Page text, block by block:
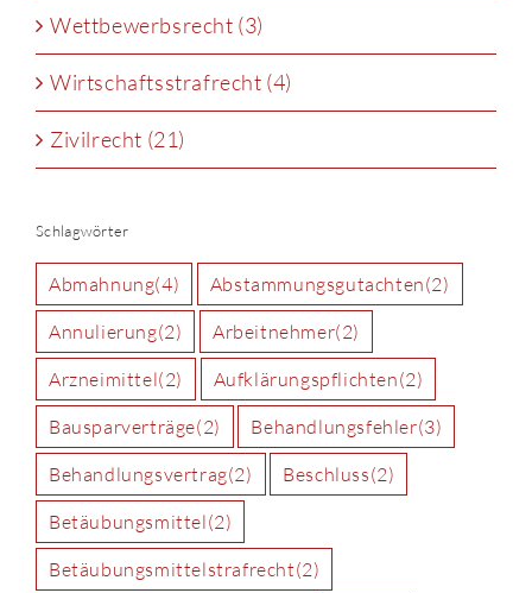
Wettbewerbsrecht (3)
Wirtschaftsstrafrecht (4)
Zivilrecht (21)
Schlagwörter
Abmahnung(4) Abstammungsgutachten(2)
Annulierung(2) Arbeitnehmer(2)
Arzneimittel(2) Aufklärungspflichten(2)
Bausparverträge(2) Behandlungsfehler(3)
Behandlungsvertrag(2) Beschluss(2)
Betäubungsmittel(2)
Betäubungsmittelstrafrecht(2)